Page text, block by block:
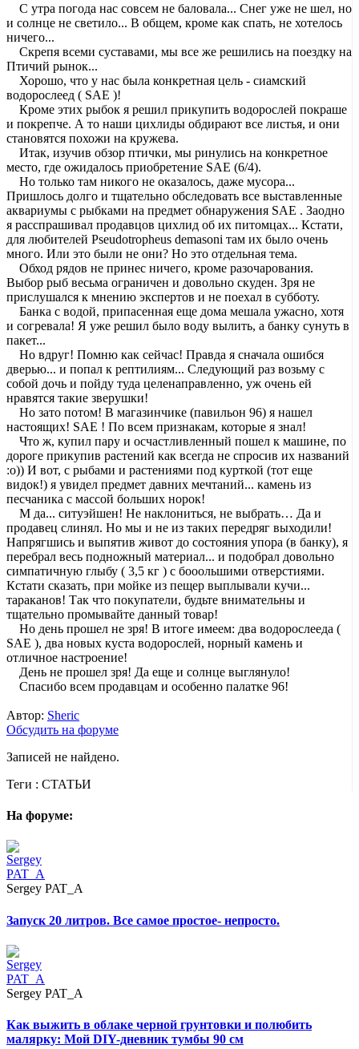
С утра погода нас совсем не баловала... Снег уже не шел, но
и солнце не светило... В общем, кроме как спать, не хотелось
ничего...
Скрепя всеми суставами, мы все же решились на поездку на
Птичий рынок...
Хорошо, что у нас была конкретная цель - сиамский
водорослеед ( SAE )!
Кроме этих рыбок я решил прикупить водорослей покраше
и покрепче. А то наши цихлиды обдирают все листья, и они
становятся похожи на кружева.
Итак, изучив обзор птички, мы ринулись на конкретное
место, где ожидалось приобретение SAE (6/4).
Но только там никого не оказалось, даже мусора...
Пришлось долго и тщательно обследовать все выставленные
аквариумы с рыбками на предмет обнаружения SAE . Заодно
я расспрашивал продавцов цихлид об их питомцах... Кстати,
для любителей Pseudotropheus demasoni там их было очень
много. Или это были не они? Но это отдельная тема.
Обход рядов не принес ничего, кроме разочарования.
Выбор рыб весьма ограничен и довольно скуден. Зря не
прислушался к мнению экспертов и не поехал в субботу.
Банка с водой, припасенная еще дома мешала ужасно, хотя
и согревала! Я уже решил было воду вылить, а банку сунуть в
пакет...
Но вдруг! Помню как сейчас! Правда я сначала ошибся
дверью... и попал к рептилиям... Следующий раз возьму с
собой дочь и пойду туда целенаправленно, уж очень ей
нравятся такие зверушки!
Но зато потом! В магазинчике (павильон 96) я нашел
настоящих! SAE ! По всем признакам, которые я знал!
Что ж, купил пару и осчастливленный пошел к машине, по
дороге прикупив растений как всегда не спросив их названий
:о)) И вот, с рыбами и растениями под курткой (тот еще
видок!) я увидел предмет давних мечтаний... камень из
песчаника с массой больших норок!
М да... ситуэйшен! Не наклониться, не выбрать… Да и
продавец слинял. Но мы и не из таких передряг выходили!
Напрягшись и выпятив живот до состояния упора (в банку), я
перебрал весь подножный материал... и подобрал довольно
симпатичную глыбу ( 3,5 кг ) с бооольшими отверстиями.
Кстати сказать, при мойке из пещер выплывали кучи...
тараканов! Так что покупатели, будьте внимательны и
тщательно промывайте данный товар!
Но день прошел не зря! В итоге имеем: два водорослееда (
SAE ), два новых куста водорослей, норный камень и
отличное настроение!
День не прошел зря! Да еще и солнце выглянуло!
Спасибо всем продавцам и особенно палатке 96!
Автор: Sheric
Обсудить на форуме
Записей не найдено.
Теги : СТАТЬИ
На форуме:
Sergey PAT_A
Запуск 20 литров. Все самое простое- непросто.
Sergey PAT_A
Как выжить в облаке черной грунтовки и полюбить
малярку: Мой DIY-дневник тумбы 90 см